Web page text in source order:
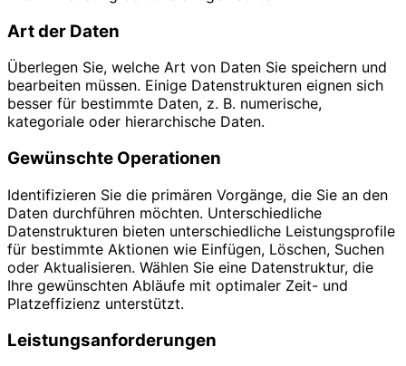
Art der Daten
Überlegen Sie, welche Art von Daten Sie speichern und
bearbeiten müssen. Einige Datenstrukturen eignen sich
besser für bestimmte Daten, z. B. numerische,
kategoriale oder hierarchische Daten.
Gewünschte Operationen
Identifizieren Sie die primären Vorgänge, die Sie an den
Daten durchführen möchten. Unterschiedliche
Datenstrukturen bieten unterschiedliche Leistungsprofile
für bestimmte Aktionen wie Einfügen, Löschen, Suchen
oder Aktualisieren. Wählen Sie eine Datenstruktur, die
Ihre gewünschten Abläufe mit optimaler Zeit- und
Platzeffizienz unterstützt.
Leistungsanforderungen